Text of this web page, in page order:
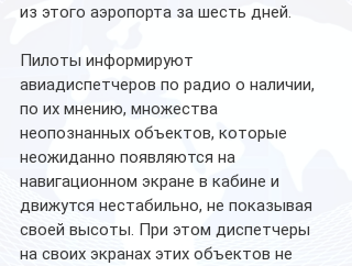
из этого аэропорта за шесть дней.
Пилоты информируют
авиадиспетчеров по радио о наличии,
по их мнению, множества
неопознанных объектов, которые
неожиданно появляются на
навигационном экране в кабине и
движутся нестабильно, не показывая
своей высоты. При этом диспетчеры
на своих экранах этих объектов не